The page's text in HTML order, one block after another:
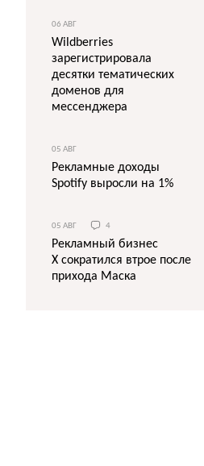
06 АВГ
Wildberries
зарегистрировала
десятки тематических
доменов для
мессенджера
05 АВГ
Рекламные доходы
Spotify выросли на 1%
05 АВГ 4
Рекламный бизнес
X сократился втрое после
прихода Маска